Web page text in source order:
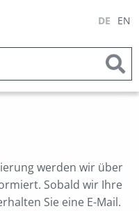
DE EN
werden wir über
Sobald wir Ihre
Sie eine E-Mail.